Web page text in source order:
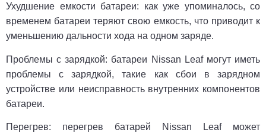
Ухудшение емкости батареи: как уже упоминалось, со
временем батареи теряют свою емкость, что приводит к
уменьшению дальности хода на одном заряде.
Проблемы с зарядкой: батареи Nissan Leaf могут иметь
проблемы с зарядкой, такие как сбои в зарядном
устройстве или неисправность внутренних компонентов
батареи.
Перегрев: перегрев батарей Nissan Leaf может